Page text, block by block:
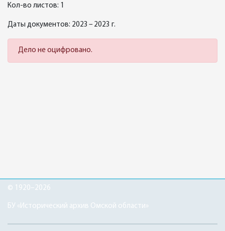
Кол-во листов: 1
Даты документов: 2023 – 2023 г.
Дело не оцифровано.
© 1920–2026
БУ «Исторический архив Омской области»